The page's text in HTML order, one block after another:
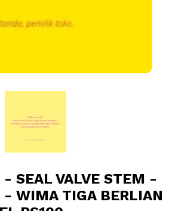
SEAL VALVE STEM -
WIMA TIGA BERLIAN